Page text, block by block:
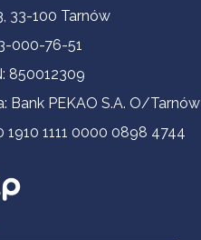
kontaktowe
33-100 Tarnów
000-76-51
850012309
Bank PEKAO S.A. O/Tarnów
1910 1111 0000 0898 4744